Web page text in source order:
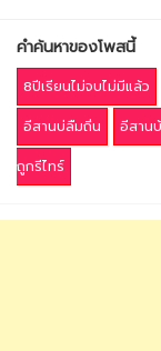
คำค้นหาของโพสนี้
8ปีเรียนไม่จบไม่มีแล้ว
อีสานบ่ลืมถิ่น
อีสาน
ถูกรีไทร์